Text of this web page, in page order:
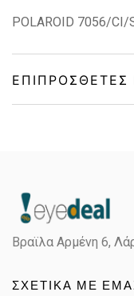
POLAROID 7056/CI/
Color
Lens Color
Color code
Βραϊλα Αρμένη 6,
ΣΧΕΤΙΚΑ ΜΕ